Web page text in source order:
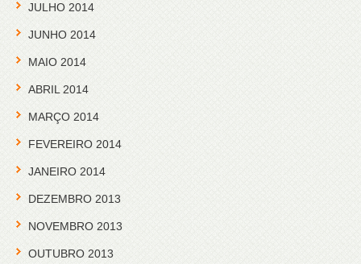
JULHO 2014
JUNHO 2014
MAIO 2014
ABRIL 2014
MARÇO 2014
FEVEREIRO 2014
JANEIRO 2014
DEZEMBRO 2013
NOVEMBRO 2013
OUTUBRO 2013